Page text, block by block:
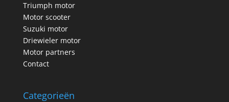
Triumph motor
Motor scooter
Suzuki motor
Driewieler motor
Motor partners
Contact
Categorieën